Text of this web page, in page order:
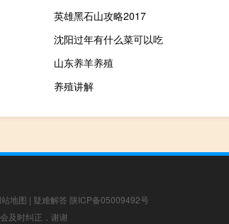
英雄黑石山攻略2017
沈阳过年有什么菜可以吃
山东养羊养殖
养殖讲解
地图 | 疑难解答 陕ICP备05009492号
及时纠正，谢谢